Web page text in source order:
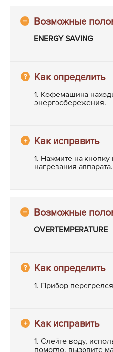
ENERGY SAVING
1. Кофемашина
энергосбережения.
1. Нажмите на
нагревания аппарата.
OVERTEMPERATURE
1. Прибор
1. Слейте воду,
помогло, вызовите